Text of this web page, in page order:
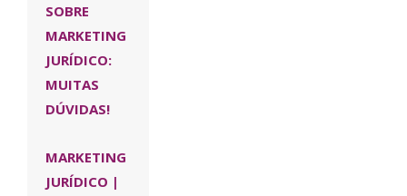
SOBRE
MARKETING
JURÍDICO:
MUITAS
DÚVIDAS!
MARKETING
JURÍDICO |